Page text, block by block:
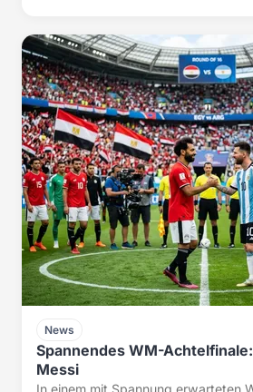
News
Spannendes WM-
Messi
In einem mit Spannung erwarteten